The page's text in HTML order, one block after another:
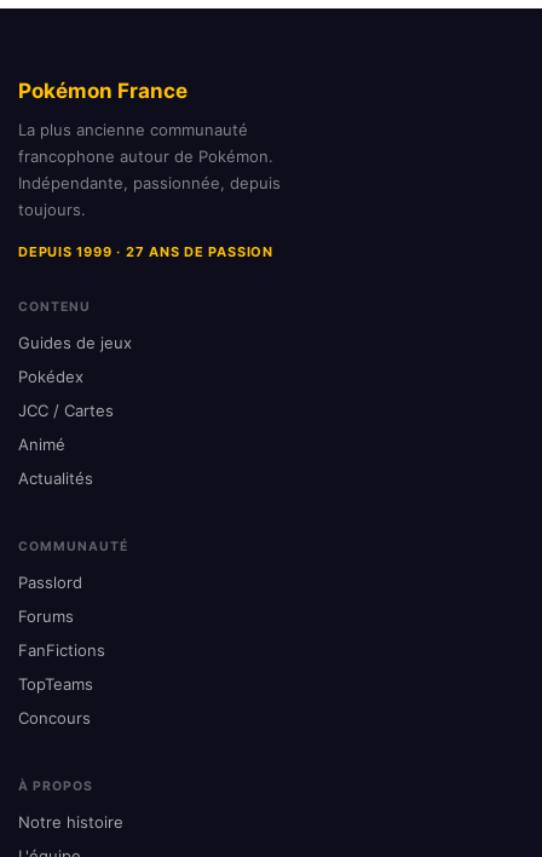
Pokémon France
La plus ancienne communauté
francophone autour de Pokémon.
Indépendante, passionnée, depuis
toujours.
DEPUIS 1999 · 27 ANS DE PASSION
CONTENU
Guides de jeux
Pokédex
JCC / Cartes
Animé
Actualités
COMMUNAUTÉ
Passlord
Forums
FanFictions
TopTeams
Concours
À PROPOS
Notre histoire